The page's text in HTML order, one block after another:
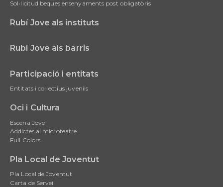
Sol•licitud beques ensenyaments post obligatòris
Rubí Jove als instituts
Rubí Jove als barris
Participació i entitats
Entitats i col·lectius juvenils
Oci i Cultura
Escena Jove
Addictes al microteatre
Full Colors
Pla Local de Joventut
Pla Local de Joventut
Carta de Servei